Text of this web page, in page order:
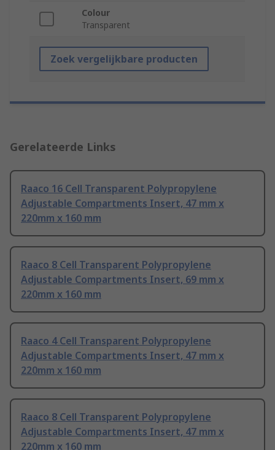
Colour
Transparent
Zoek vergelijkbare producten
Gerelateerde Links
Raaco 16 Cell Transparent Polypropylene
Adjustable Compartments Insert, 47 mm x
220mm x 160 mm
Raaco 8 Cell Transparent Polypropylene
Adjustable Compartments Insert, 69 mm x
220mm x 160 mm
Raaco 4 Cell Transparent Polypropylene
Adjustable Compartments Insert, 47 mm x
220mm x 160 mm
Raaco 8 Cell Transparent Polypropylene
Adjustable Compartments Insert, 47 mm x
220mm x 160 mm